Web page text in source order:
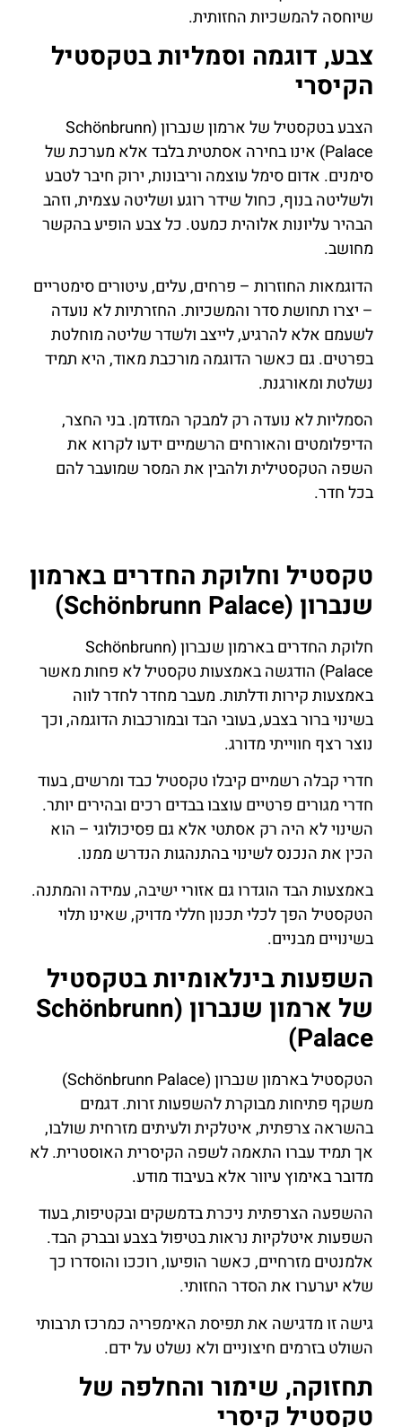
שיוחסה להמשכיות החזותית.
צבע, דוגמה וסמליות בטקסטיל
הקיסרי
הצבע בטקסטיל של ארמון שנברון (Schönbrunn
Palace) אינו בחירה אסתטית בלבד אלא מערכת של
סימנים. אדום סימל עוצמה וריבונות, ירוק חיבר לטבע
ולשליטה בנוף, כחול שידר רוגע ושליטה עצמית, וזהב
הבהיר עליונות אלוהית כמעט. כל צבע הופיע בהקשר
מחושב.
הדוגמאות החוזרות – פרחים, עלים, עיטורים סימטריים
– יצרו תחושת סדר והמשכיות. החזרתיות לא נועדה
לשעמם אלא להרגיע, לייצב ולשדר שליטה מוחלטת
בפרטים. גם כאשר הדוגמה מורכבת מאוד, היא תמיד
נשלטת ומאורגנת.
הסמליות לא נועדה רק למבקר המזדמן. בני החצר,
הדיפלומטים והאורחים הרשמיים ידעו לקרוא את
השפה הטקסטילית ולהבין את המסר שמועבר להם
בכל חדר.
טקסטיל וחלוקת החדרים בארמון
שנברון (Schönbrunn Palace)
חלוקת החדרים בארמון שנברון (Schönbrunn
Palace) הודגשה באמצעות טקסטיל לא פחות מאשר
באמצעות קירות ודלתות. מעבר מחדר לחדר לווה
בשינוי ברור בצבע, בעובי הבד ובמורכבות הדוגמה, וכך
נוצר רצף חווייתי מדורג.
חדרי קבלה רשמיים קיבלו טקסטיל כבד ומרשים, בעוד
חדרי מגורים פרטיים עוצבו בבדים רכים ובהירים יותר.
השינוי לא היה רק אסתטי אלא גם פסיכולוגי – הוא
הכין את הנכנס לשינוי בהתנהגות הנדרש ממנו.
באמצעות הבד הוגדרו גם אזורי ישיבה, עמידה והמתנה.
הטקסטיל הפך לכלי תכנון חללי מדויק, שאינו תלוי
בשינויים מבניים.
השפעות בינלאומיות בטקסטיל
של ארמון שנברון (Schönbrunn
Palace)
הטקסטיל בארמון שנברון (Schönbrunn Palace)
משקף פתיחות מבוקרת להשפעות זרות. דגמים
בהשראה צרפתית, איטלקית ולעיתים מזרחית שולבו,
אך תמיד עברו התאמה לשפה הקיסרית האוסטרית. לא
מדובר באימוץ עיוור אלא בעיבוד מודע.
ההשפעה הצרפתית ניכרת בדמשקים ובקטיפות, בעוד
השפעות איטלקיות נראות בטיפול בצבע ובברק הבד.
אלמנטים מזרחיים, כאשר הופיעו, רוככו והוסדרו כך
שלא יערערו את הסדר החזותי.
גישה זו מדגישה את תפיסת האימפריה כמרכז תרבותי
השולט בזרמים חיצוניים ולא נשלט על ידם.
תחזוקה, שימור והחלפה של
טקסטיל קיסרי